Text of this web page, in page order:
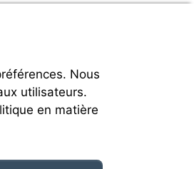
Nous
utilisateurs.
en matière